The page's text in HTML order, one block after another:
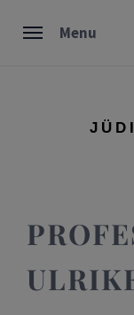
Menu